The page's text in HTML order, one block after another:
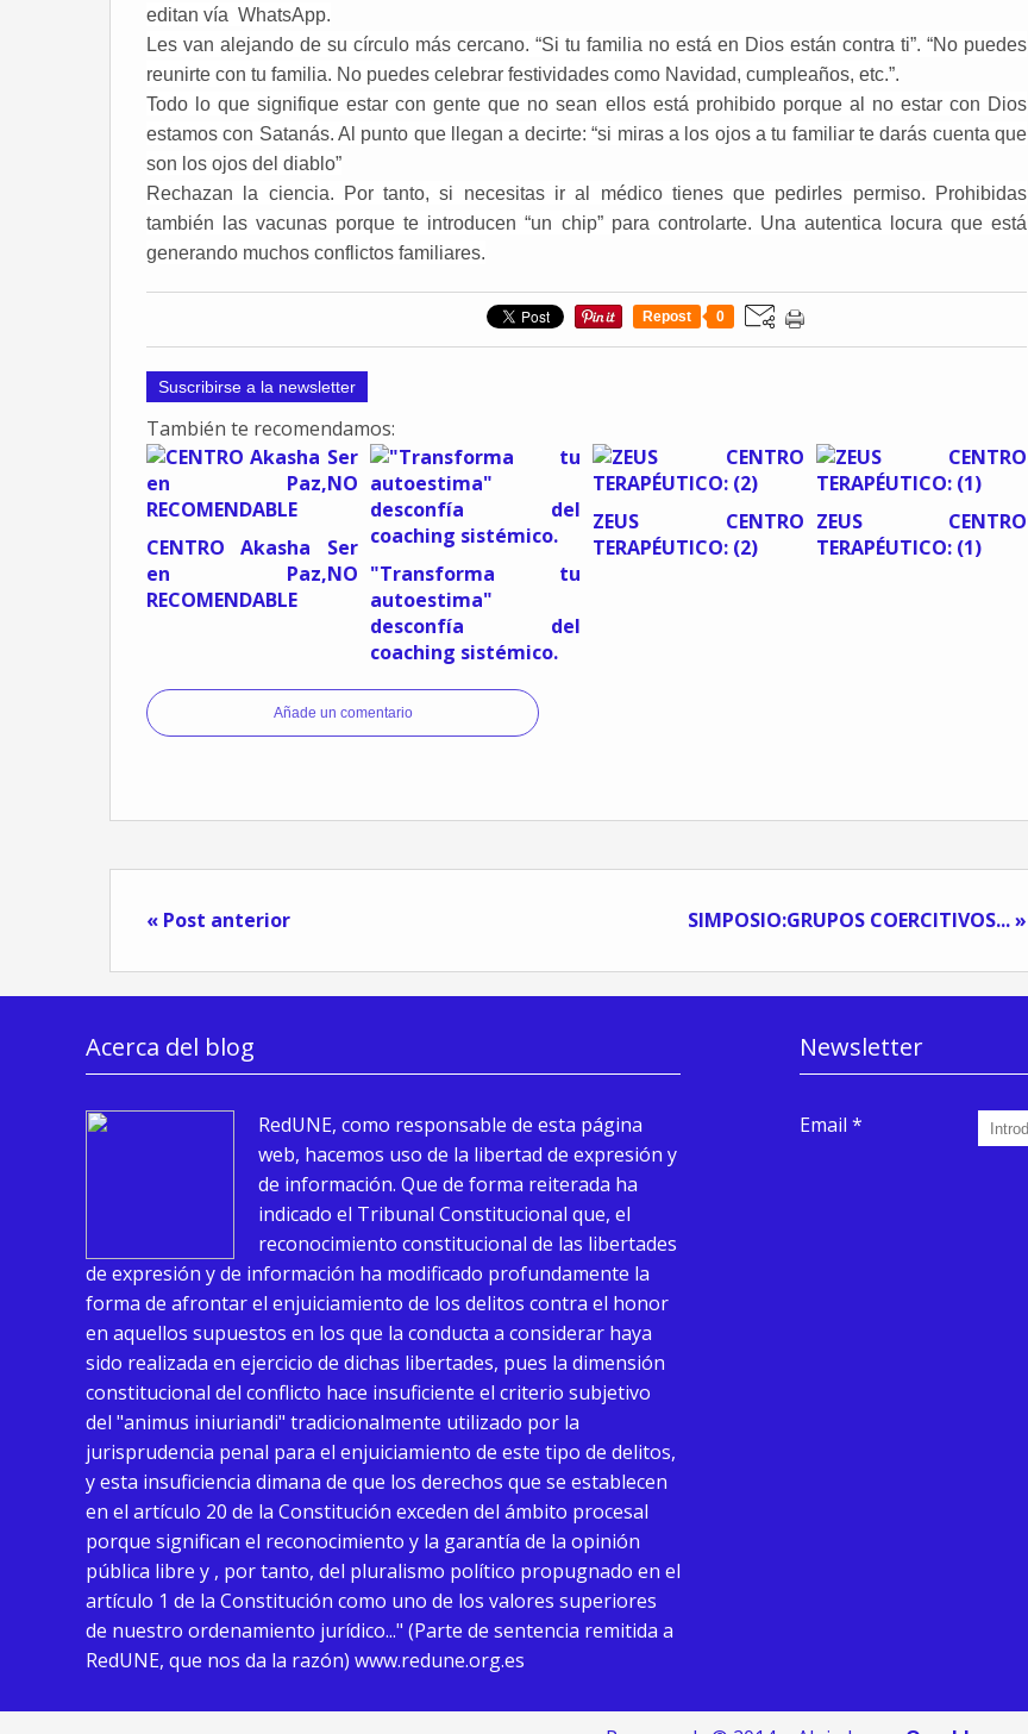
editan vía WhatsApp.
Les van alejando de su círculo más cercano. “Si tu familia no está en Dios están contra ti”. “No puedes
reunirte con tu familia. No puedes celebrar festividades como Navidad, cumpleaños, etc.”.
Todo lo que signifique estar con gente que no sean ellos está prohibido porque al no estar con Dios
estamos con Satanás. Al punto que llegan a decirte: “si miras a los ojos a tu familiar te darás cuenta que
son los ojos del diablo”
Rechazan la ciencia. Por tanto, si necesitas ir al médico tienes que pedirles permiso. Prohibidas
también las vacunas porque te introducen “un chip” para controlarte. Una autentica locura que está
generando muchos conflictos familiares.
Repost 0
Suscribirse a la newsletter
También te recomendamos:
CENTRO Akasha Ser
en Paz,NO
RECOMENDABLE
"Transforma tu
autoestima"
desconfía del
coaching sistémico.
ZEUS CENTRO
TERAPÉUTICO: (2)
ZEUS CENTRO
TERAPÉUTICO: (1)
Añade un comentario
« Post anterior SIMPOSIO:GRUPOS COERCITIVOS... »
Acerca del blog
RedUNE, como responsable de esta página
web, hacemos uso de la libertad de expresión y
de información. Que de forma reiterada ha
indicado el Tribunal Constitucional que, el
reconocimiento constitucional de las libertades
de expresión y de información ha modificado profundamente la
forma de afrontar el enjuiciamiento de los delitos contra el honor
en aquellos supuestos en los que la conducta a considerar haya
sido realizada en ejercicio de dichas libertades, pues la dimensión
constitucional del conflicto hace insuficiente el criterio subjetivo
del "animus iniuriandi" tradicionalmente utilizado por la
jurisprudencia penal para el enjuiciamiento de este tipo de delitos,
y esta insuficiencia dimana de que los derechos que se establecen
en el artículo 20 de la Constitución exceden del ámbito procesal
porque significan el reconocimiento y la garantía de la opinión
pública libre y , por tanto, del pluralismo político propugnado en el
artículo 1 de la Constitución como uno de los valores superiores
de nuestro ordenamiento jurídico..." (Parte de sentencia remitida a
RedUNE, que nos da la razón) www.redune.org.es
Newsletter
Email